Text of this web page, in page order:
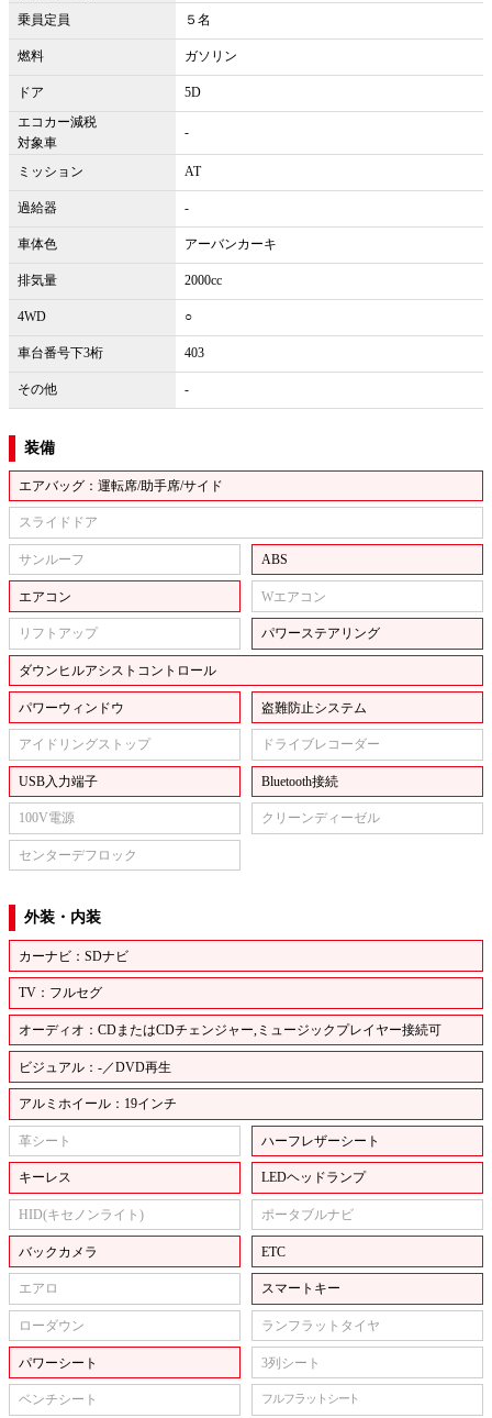
乗員定員 ５名
燃料 ガソリン
ドア
5D
エコカー減税
対象車
-
ミッション AT
過給器 -
車体色 アーバンカーキ
排気量 2000cc
4WD ○
車台番号下3桁 403
その他 -
装備
エアバッグ：運転席/助手席/サイド
スライドドア
サンルーフ ABS
エアコン Wエアコン
リフトアップ パワーステアリング
ダウンヒルアシストコントロール
パワーウィンドウ 盗難防止システム
アイドリングストップ ドライブレコーダー
USB入力端子 Bluetooth接続
100V電源 クリーンディーゼル
センターデフロック
外装・内装
カーナビ：SDナビ
TV：フルセグ
オーディオ：CDまたはCDチェンジャー,ミュージックプレイヤー接続可
ビジュアル：-／DVD再生
アルミホイール：19インチ
革シート ハーフレザーシート
キーレス LEDヘッドランプ
HID(キセノンライト) ポータブルナビ
バックカメラ ETC
エアロ スマートキー
ローダウン ランフラットタイヤ
パワーシート 3列シート
ベンチシート フルフラットシート